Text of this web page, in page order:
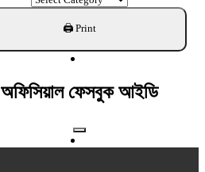
খুঁজুন
অফিসিয়াল ফেসবুক আইডি